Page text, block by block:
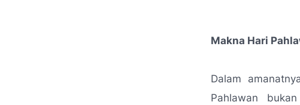
Makna Hari
Dalam
Pahlawan